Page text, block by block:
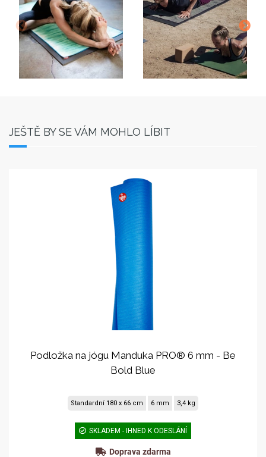
JEŠTĚ BY SE VÁM MOHLO LÍBIT
Podložka na jógu Manduka PRO® 6 mm - Be
Bold Blue
Standardní 180 x 66 cm 6 mm 3,4 kg
SKLADEM - IHNED K ODESLÁNÍ
Doprava zdarma